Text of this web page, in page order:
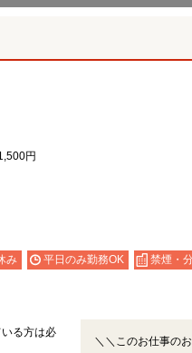
円
み 平日のみ勤務OK 禁煙・
る方は必
＼＼このお仕事の